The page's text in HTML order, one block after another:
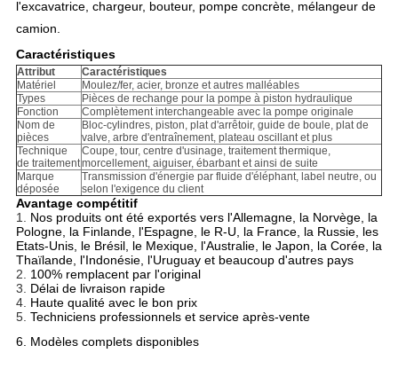
l'excavatrice, chargeur, bouteur, pompe concrète, mélangeur de
camion.
Caractéristiques
Attribut
Caractéristiques
Matériel
Moulez/fer, acier, bronze et autres malléables
Types
Pièces de rechange pour la pompe à piston hydraulique
Fonction
Complètement interchangeable avec la pompe originale
Nom de
pièces
Bloc-cylindres, piston, plat d'arrêtoir, guide de boule, plat de
valve, arbre d'entraînement, plateau oscillant et plus
Technique
de traitement
Coupe, tour, centre d'usinage, traitement thermique,
morcellement, aiguiser, ébarbant et ainsi de suite
Marque
déposée
Transmission d'énergie par fluide d'éléphant, label neutre, ou
selon l'exigence du client
Avantage compétitif
1. Nos produits ont été exportés vers l'Allemagne, la Norvège, la
Pologne, la Finlande, l'Espagne, le R-U, la France, la Russie, les
Etats-Unis, le Brésil, le Mexique, l'Australie, le Japon, la Corée, la
Thaïlande, l'Indonésie, l'Uruguay et beaucoup d'autres pays
2. 100% remplacent par l'original
3. Délai de livraison rapide
4. Haute qualité avec le bon prix
5. Techniciens professionnels et service après-vente
6. Modèles complets disponibles